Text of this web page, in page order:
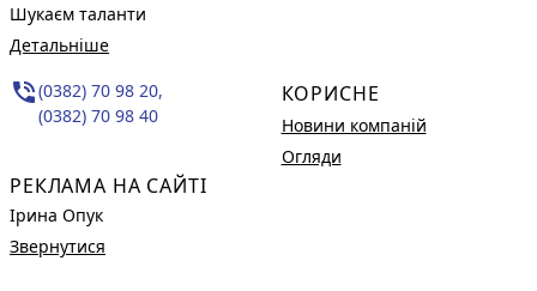
Шукаєм таланти
Детальніше
phone_in_talk(0382) 70 98 20,
(0382) 70 98 40
РЕКЛАМА НА САЙТІ
Ірина Опук
Звернутися
КОРИСНЕ
Новини компаній
Огляди